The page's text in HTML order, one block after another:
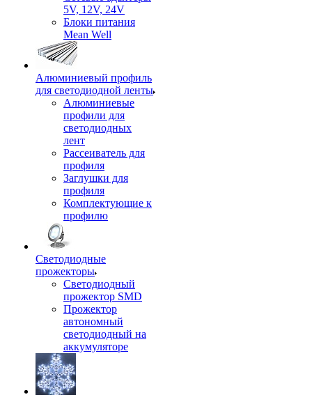
5V, 12V, 24V
Блоки питания
Mean Well
Алюминиевый профиль
для светодиодной ленты
Алюминиевые
профили для
светодиодных
лент
Рассеиватель для
профиля
Заглушки для
профиля
Комплектующие к
профилю
Светодиодные
прожекторы
Светодиодный
прожектор SMD
Прожектор
автономный
светодиодный на
аккумуляторе